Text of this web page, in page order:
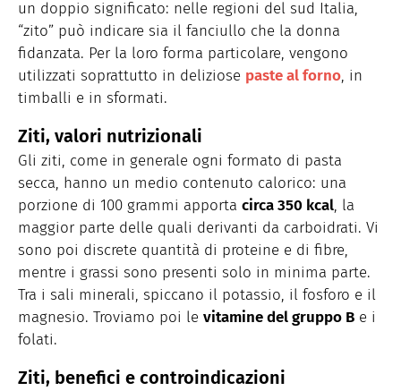
un doppio significato: nelle regioni del sud Italia,
“zito” può indicare sia il fanciullo che la donna
fidanzata. Per la loro forma particolare, vengono
utilizzati soprattutto in deliziose paste al forno, in
timballi e in sformati.
Ziti, valori nutrizionali
Gli ziti, come in generale ogni formato di pasta
secca, hanno un medio contenuto calorico: una
porzione di 100 grammi apporta circa 350 kcal, la
maggior parte delle quali derivanti da carboidrati. Vi
sono poi discrete quantità di proteine e di fibre,
mentre i grassi sono presenti solo in minima parte.
Tra i sali minerali, spiccano il potassio, il fosforo e il
magnesio. Troviamo poi le vitamine del gruppo B e i
folati.
Ziti, benefici e controindicazioni